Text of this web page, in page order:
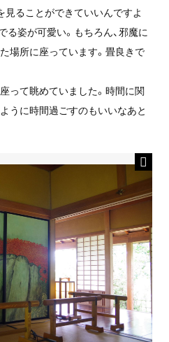
見ることができていいんですよ
る姿が可愛い。もちろん、邪魔に
場所に座っています。畳良きで
って眺めていました。時間に関
うに時間過ごすのもいいなあと